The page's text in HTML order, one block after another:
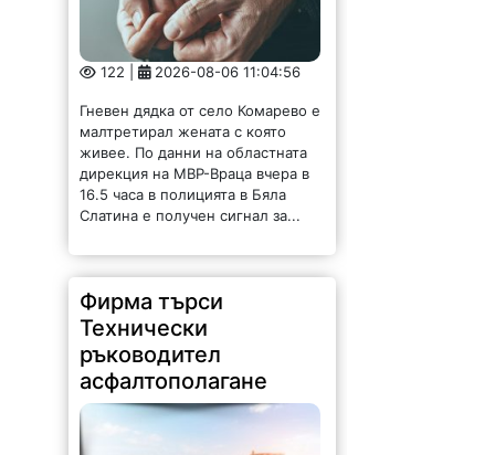
122 | 2026-08-06 11:04:56
Гневен дядка от село Комарево е
малтретирал жената с която
живее. По данни на областната
дирекция на МВР-Враца вчера в
16.5 часа в полицията в Бяла
Слатина е получен сигнал за...
Фирма търси
Технически
ръководител
асфалтополагане